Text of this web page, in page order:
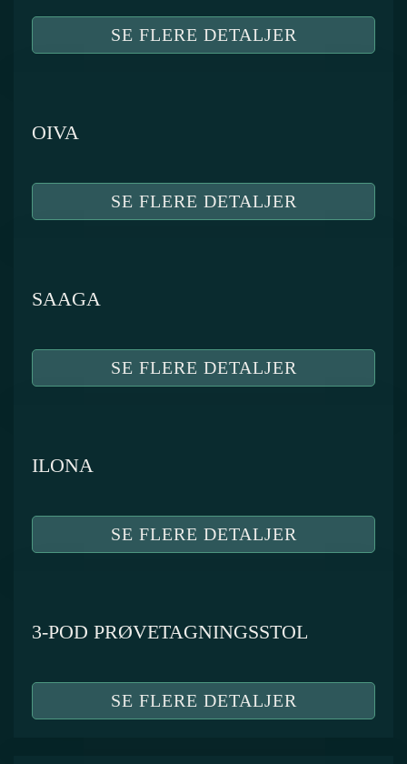
SE FLERE DETALJER
OIVA
SE FLERE DETALJER
SAAGA
SE FLERE DETALJER
ILONA
SE FLERE DETALJER
3-POD PRØVETAGNINGSSTOL
SE FLERE DETALJER